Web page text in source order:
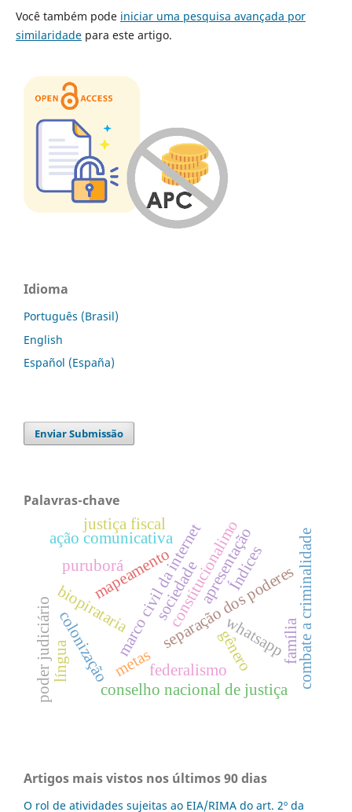
Você também pode iniciar uma pesquisa avançada por
similaridadepara este artigo.
Idioma
Português (Brasil)
English
Español (España)
Enviar Submissão
Palavras-chave
metas
separação dos poderes
constitucionalimo combate a criminalidade
whatsapp
marco civil da internet
federalismo
conselho nacional de justiça
ação comunicativa apresentação
biopirataria
família
Índices
mapeamento
poder judiciário
sociedade
puruborá
colonização
língua gênero
justiça fiscal
Artigos mais vistos nos últimos 90 dias
O rol de atividades sujeitas ao EIA/RIMA do art. 2º da